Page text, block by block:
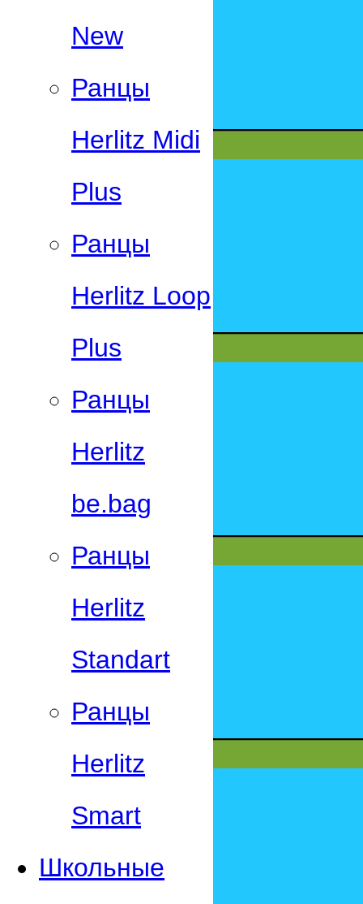
New
Ранцы
Herlitz Midi
Plus
Ранцы
Herlitz Loop
Plus
Ранцы
Herlitz
be.bag
Ранцы
Herlitz
Standart
Ранцы
Herlitz
Smart
Школьные